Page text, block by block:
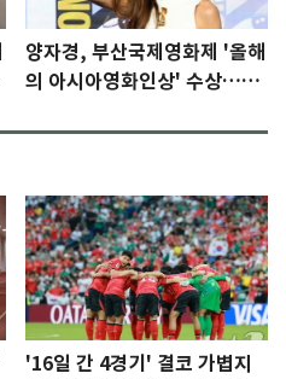
양자경, 부산국제영화제 '올해
의 아시아영화인상' 수상…15
'16일 간 4경기' 결코 가볍지